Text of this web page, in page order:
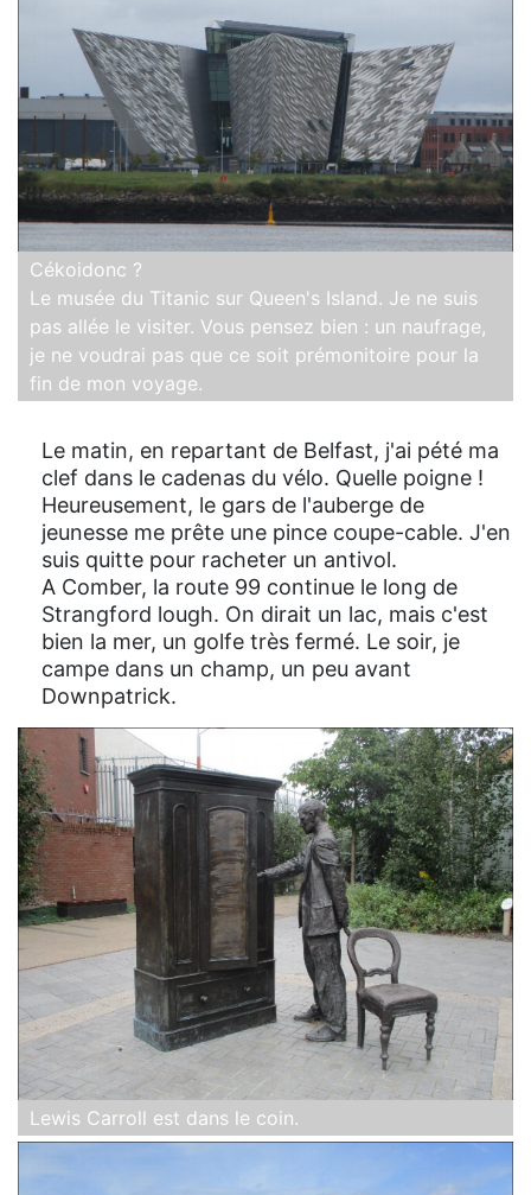
Cékoidonc ?
Le musée du Titanic sur Queen's Island. Je ne suis
pas allée le visiter. Vous pensez bien : un naufrage,
je ne voudrai pas que ce soit prémonitoire pour la
fin de mon voyage.
Le matin, en repartant de Belfast, j'ai pété ma
clef dans le cadenas du vélo. Quelle poigne !
Heureusement, le gars de l'auberge de
jeunesse me prête une pince coupe-cable. J'en
suis quitte pour racheter un antivol.
A Comber, la route 99 continue le long de
Strangford lough. On dirait un lac, mais c'est
bien la mer, un golfe très fermé. Le soir, je
campe dans un champ, un peu avant
Downpatrick.
Lewis Carroll est dans le coin.